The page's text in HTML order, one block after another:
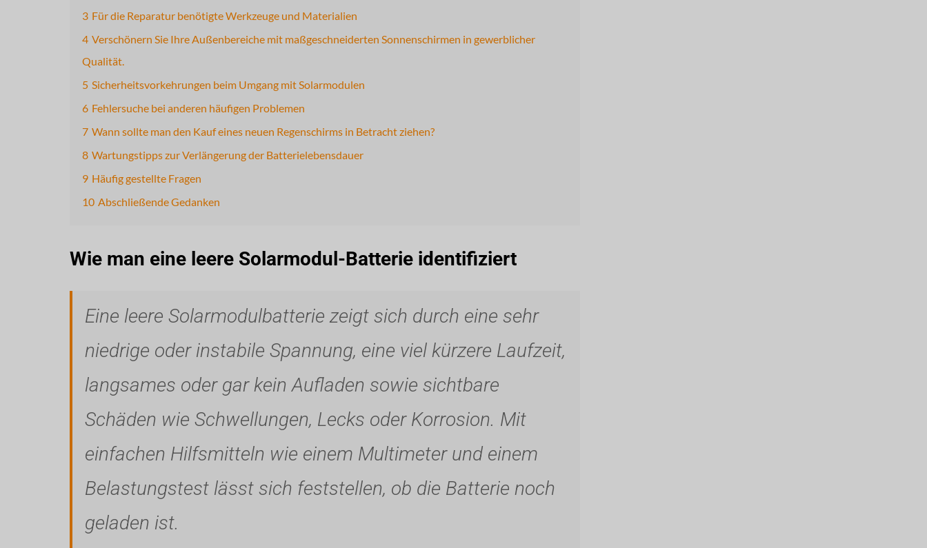
3 Für die Reparatur benötigte Werkzeuge und Materialien
4 Verschönern Sie Ihre Außenbereiche mit maßgeschneiderten Sonnenschirmen in gewerblicher
Qualität.
5 Sicherheitsvorkehrungen beim Umgang mit Solarmodulen
6 Fehlersuche bei anderen häufigen Problemen
7 Wann sollte man den Kauf eines neuen Regenschirms in Betracht ziehen?
8 Wartungstipps zur Verlängerung der Batterielebensdauer
9 Häufig gestellte Fragen
10 Abschließende Gedanken
Wie man eine leere Solarmodul-Batterie identifiziert
Eine leere Solarmodulbatterie zeigt sich durch eine sehr
niedrige oder instabile Spannung, eine viel kürzere Laufzeit,
langsames oder gar kein Aufladen sowie sichtbare
Schäden wie Schwellungen, Lecks oder Korrosion. Mit
einfachen Hilfsmitteln wie einem Multimeter und einem
Belastungstest lässt sich feststellen, ob die Batterie noch
geladen ist.